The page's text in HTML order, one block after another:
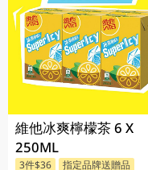
維他冰爽檸檬茶 6 X
250ML
3件$36 指定品牌送贈品